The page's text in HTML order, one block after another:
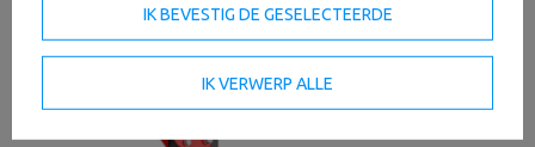
IK BEVESTIG DE GESELECTEERDE
IK VERWERP ALLE